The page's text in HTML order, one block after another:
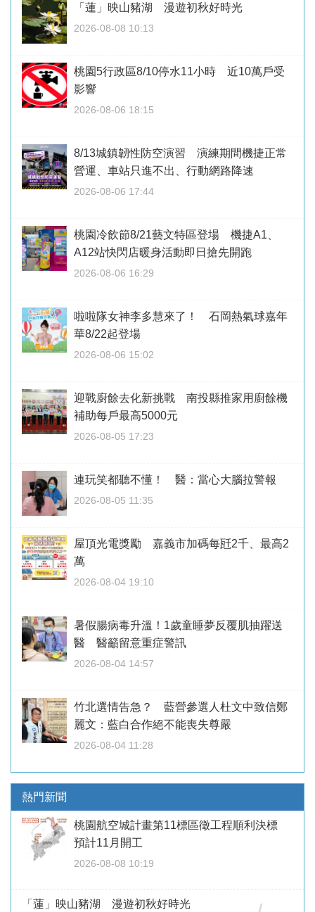
「蓮」映山豬湖 漫遊初秋好時光
2026-08-08 10:13
桃園5行政區8/10停水11小時 近10萬戶受
影響
2026-08-06 18:15
8/13城鎮韌性防空演習 演練期間機捷正常
營運、車站只進不出、行動網路降速
2026-08-06 17:44
桃園冷飲節8/21藝文特區登場 機捷A1、
A12站快閃店暖身活動即日搶先開跑
2026-08-06 16:29
啦啦隊女神李多慧來了！ 石岡熱氣球嘉年
華8/22起登場
2026-08-06 15:02
迎戰廚餘去化新挑戰 南投縣推家用廚餘機
補助每戶最高5000元
2026-08-05 17:23
連玩笑都聽不懂！ 醫：當心大腦拉警報
2026-08-05 11:35
屋頂光電獎勵 嘉義市加碼每瓩2千、最高2
萬
2026-08-04 19:10
暑假腸病毒升溫！1歲童睡夢反覆肌抽躍送
醫 醫籲留意重症警訊
2026-08-04 14:57
竹北選情告急？ 藍營參選人杜文中致信鄭
麗文：藍白合作絕不能喪失尊嚴
2026-08-04 11:28
熱門新聞
桃園航空城計畫第11標區徵工程順利決標
預計11月開工
2026-08-08 10:19
「蓮」映山豬湖 漫遊初秋好時光